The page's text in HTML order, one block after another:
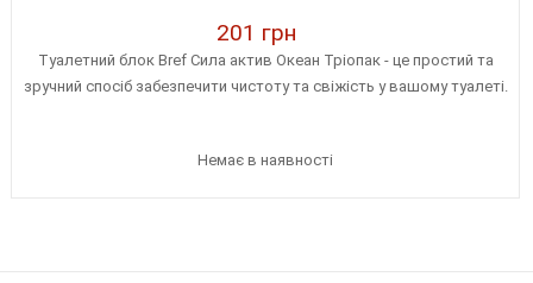
201 грн
Туалетний блок Bref Сила актив Океан Тріопак - це простий та
зручний спосіб забезпечити чистоту та свіжість у вашому туалеті.
Немає в наявності